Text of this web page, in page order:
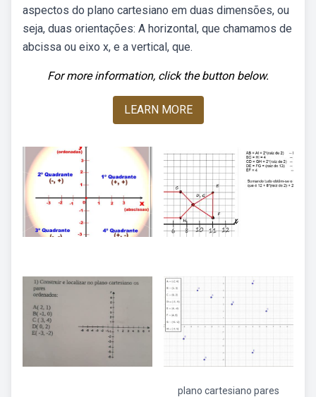
aspectos do plano cartesiano em duas dimensões, ou
seja, duas orientações: A horizontal, que chamamos de
abcissa ou eixo x, e a vertical, que.
For more information, click the button below.
LEARN MORE
plano cartesiano pares